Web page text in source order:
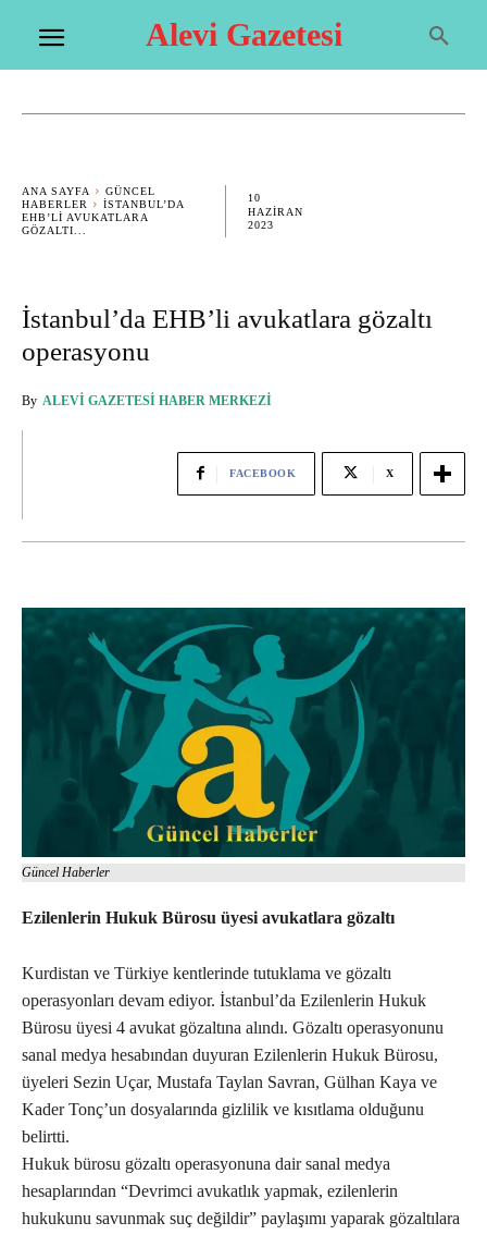
Alevi Gazetesi
ANA SAYFA
GÜNCEL
HABERLER
İSTANBUL’DA
EHB’LI AVUKATLARA
GÖZALTI...
10
HAZIRAN
2023
İstanbul’da EHB’li avukatlara gözaltı
operasyonu
By ALEVI GAZETESI HABER MERKEZI
FACEBOOK X
Güncel Haberler
Ezilenlerin Hukuk Bürosu üyesi avukatlara gözaltı
Kurdistan ve Türkiye kentlerinde tutuklama ve gözaltı
operasyonları devam ediyor. İstanbul’da Ezilenlerin Hukuk
Bürosu üyesi 4 avukat gözaltına alındı. Gözaltı operasyonunu
sanal medya hesabından duyuran Ezilenlerin Hukuk Bürosu,
üyeleri Sezin Uçar, Mustafa Taylan Savran, Gülhan Kaya ve
Kader Tonç’un dosyalarında gizlilik ve kısıtlama olduğunu
belirtti.
Hukuk bürosu gözaltı operasyonuna dair sanal medya
hesaplarından “Devrimci avukatlık yapmak, ezilenlerin
hukukunu savunmak suç değildir” paylaşımı yaparak gözaltılara